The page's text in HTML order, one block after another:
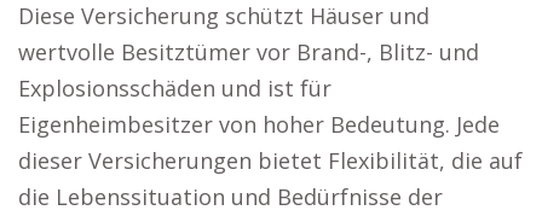
Diese Versicherung schützt Häuser und
wertvolle Besitztümer vor Brand-, Blitz- und
Explosionsschäden und ist für
Eigenheimbesitzer von hoher Bedeutung. Jede
dieser Versicherungen bietet Flexibilität, die auf
die Lebenssituation und Bedürfnisse der